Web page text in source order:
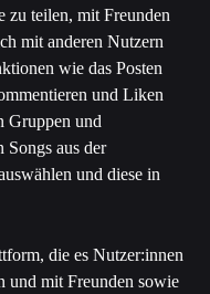
zu teilen, mit Freunden
mit anderen Nutzern
wie das Posten
und Liken
Gruppen und
Songs aus der
und diese in
die es Nutzer:innen
und mit Freunden sowie